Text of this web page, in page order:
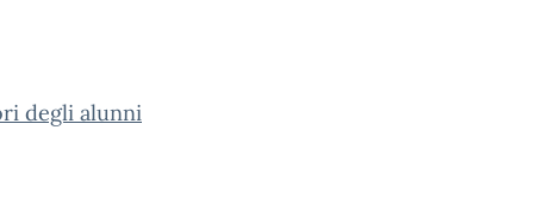
degli alunni